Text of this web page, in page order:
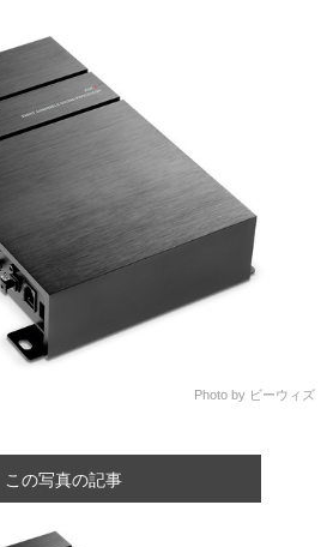
Photo by ビーウィズ
この写真の記事